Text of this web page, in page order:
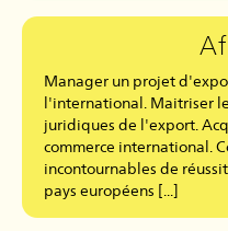
Manager un projet
l'international. Maitriser
juridiques de l'export.
commerce international.
incontournables de
pays européens [...]